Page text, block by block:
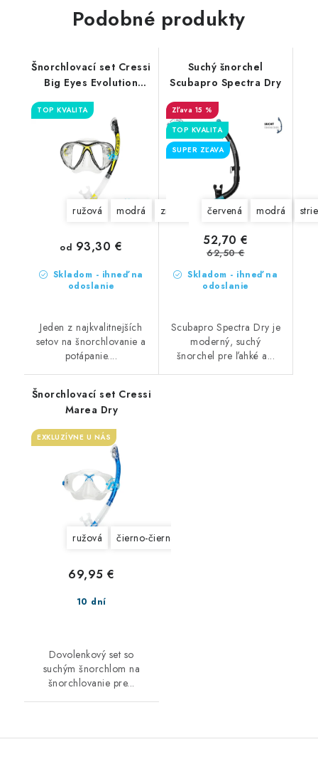
Podobné produkty
Šnorchlovací set Cressi
Big Eyes Evolution
Alpha
TOP KVALITA
ružová modrá zrkadlovky
Skladom - ihneď na
odoslanie
od 93,30 €
Jeden z najkvalitnejších
setov na šnorchlovanie a
potápanie....
Suchý šnorchel
Scubapro Spectra Dry
15 %
TOP KVALITA
SUPER ZĽAVA
červená modrá
Skladom - ihneď na
odoslanie
52,70 €
62,50 €
Scubapro Spectra Dry je
moderný, suchý
šnorchel pre ľahké a...
Šnorchlovací set Cressi
Marea Dry
EXKLUZÍVNE U NÁS
ružová čierno-čierna
10 dní
69,95 €
Dovolenkový set so
suchým šnorchlom na
šnorchlovanie pre...